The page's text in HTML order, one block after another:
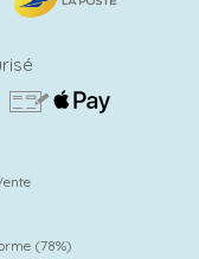
(78%)